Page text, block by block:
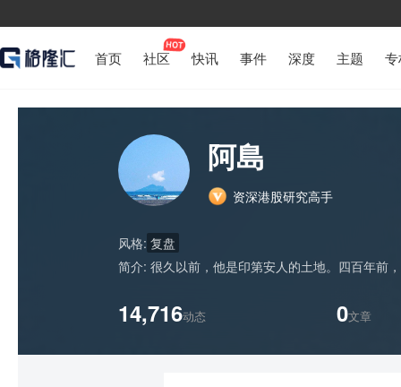
首页 社区 快讯 事件 深度 主题
阿島
资深港股研究高手
风格: 复盘
简介: 很久以前，他是印第安人的土地。四百年前
14,716动态 0文章